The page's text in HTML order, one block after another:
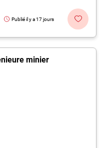
Publié il y a 17 jours
minier